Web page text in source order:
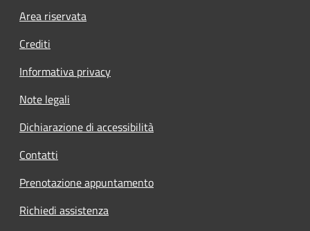
Footer menu
Area riservata
Crediti
Informativa privacy
Note legali
Dichiarazione di accessibilità
Contatti
Prenotazione appuntamento
Richiedi assistenza